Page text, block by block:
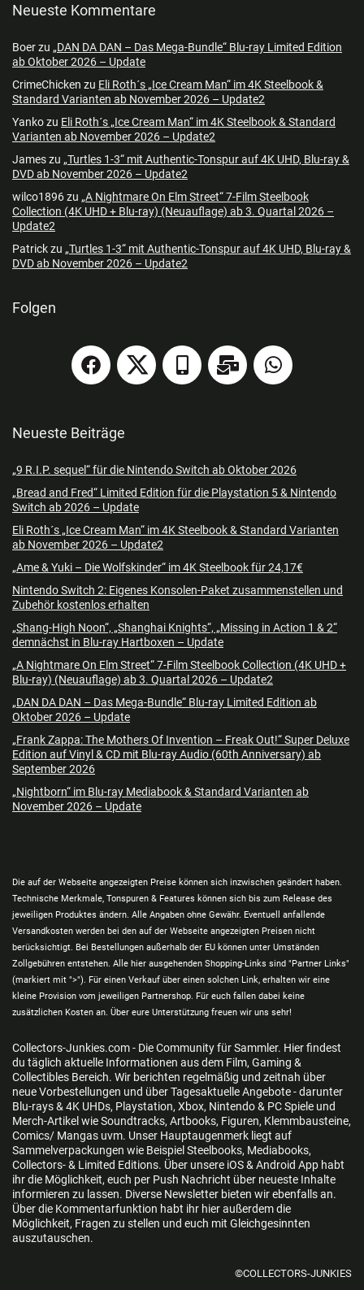
Neueste Kommentare
Boerzu „DAN DA DAN – Das Mega-Bundle“ Blu-ray Limited Edition
ab Oktober 2026 – Update
CrimeChicken zu Eli Roth´s „Ice Cream Man“ im 4K Steelbook &
Standard Varianten ab November 2026 – Update2
Yankozu Eli Roth´s „Ice Cream Man“ im 4K Steelbook & Standard
Varianten ab November 2026 – Update2
Jameszu „Turtles 1-3“ mit Authentic-Tonspur auf 4K UHD, Blu-ray &
DVD ab November 2026 – Update2
wilco1896zu „A Nightmare On Elm Street“ 7-Film Steelbook
Collection (4K UHD + Blu-ray) (Neuauflage) ab 3. Quartal 2026 –
Update2
Patrickzu „Turtles 1-3“ mit Authentic-Tonspur auf 4K UHD, Blu-ray &
DVD ab November 2026 – Update2
Folgen
Neueste Beiträge
„9 R.I.P. sequel“ für die Nintendo Switch ab Oktober 2026
„Bread and Fred“ Limited Edition für die Playstation 5 & Nintendo
Switch ab 2026 – Update
Eli Roth´s „Ice Cream Man“ im 4K Steelbook & Standard Varianten
ab November 2026 – Update2
„Ame & Yuki – Die Wolfskinder“ im 4K Steelbook für 24,17€
Nintendo Switch 2: Eigenes Konsolen-Paket zusammenstellen und
Zubehör kostenlos erhalten
„Shang-High Noon“, „Shanghai Knights“, „Missing in Action 1 & 2“
demnächst in Blu-ray Hartboxen – Update
„A Nightmare On Elm Street“ 7-Film Steelbook Collection (4K UHD +
Blu-ray) (Neuauflage) ab 3. Quartal 2026 – Update2
„DAN DA DAN – Das Mega-Bundle“ Blu-ray Limited Edition ab
Oktober 2026 – Update
„Frank Zappa: The Mothers Of Invention – Freak Out!“ Super Deluxe
Edition auf Vinyl & CD mit Blu-ray Audio (60th Anniversary) ab
September 2026
„Nightborn“ im Blu-ray Mediabook & Standard Varianten ab
November 2026 – Update
Die auf der Webseite angezeigten Preise können sich inzwischen geändert haben.
Technische Merkmale, Tonspuren & Features können sich bis zum Release des
jeweiligen Produktes ändern. Alle Angaben ohne Gewähr. Eventuell anfallende
Versandkosten werden bei den auf der Webseite angezeigten Preisen nicht
berücksichtigt. Bei Bestellungen außerhalb der EU können unter Umständen
Zollgebühren entstehen. Alle hier ausgehenden Shopping-Links sind "Partner Links"
(markiert mit ">"). Für einen Verkauf über einen solchen Link, erhalten wir eine
kleine Provision vom jeweiligen Partnershop. Für euch fallen dabei keine
zusätzlichen Kosten an. Über eure Unterstützung freuen wir uns sehr!
Collectors-Junkies.com - Die Community für Sammler. Hier findest
du täglich aktuelle Informationen aus dem Film, Gaming &
Collectibles Bereich. Wir berichten regelmäßig und zeitnah über
neue Vorbestellungen und über Tagesaktuelle Angebote - darunter
Blu-rays & 4K UHDs, Playstation, Xbox, Nintendo & PC Spiele und
Merch-Artikel wie Soundtracks, Artbooks, Figuren, Klemmbausteine,
Comics/ Mangas uvm. Unser Hauptaugenmerk liegt auf
Sammelverpackungen wie Beispiel Steelbooks, Mediabooks,
Collectors- & Limited Editions. Über unsere iOS & Android App habt
ihr die Möglichkeit, euch per Push Nachricht über neueste Inhalte
informieren zu lassen. Diverse Newsletter bieten wir ebenfalls an.
Über die Kommentarfunktion habt ihr hier außerdem die
Möglichkeit, Fragen zu stellen und euch mit Gleichgesinnten
auszutauschen.
©COLLECTORS-JUNKIES